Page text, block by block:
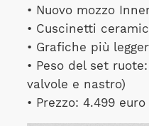
• Nuovo mozzo
• Cuscinetti
• Grafiche più
• Peso del set
valvole e nastro)
• Prezzo: 4.499 euro